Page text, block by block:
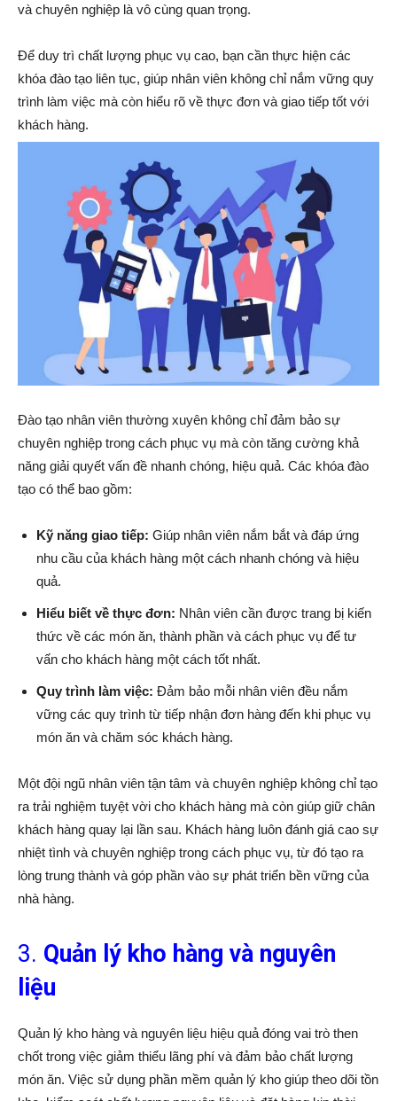
và chuyên nghiệp là vô cùng quan trọng.
Để duy trì chất lượng phục vụ cao, bạn cần thực hiện các
khóa đào tạo liên tục, giúp nhân viên không chỉ nắm vững quy
trình làm việc mà còn hiểu rõ về thực đơn và giao tiếp tốt với
khách hàng.
Đào tạo nhân viên thường xuyên không chỉ đảm bảo sự
chuyên nghiệp trong cách phục vụ mà còn tăng cường khả
năng giải quyết vấn đề nhanh chóng, hiệu quả. Các khóa đào
tạo có thể bao gồm:
Kỹ năng giao tiếp: Giúp nhân viên nắm bắt và đáp ứng
nhu cầu của khách hàng một cách nhanh chóng và hiệu
quả.
Hiểu biết về thực đơn: Nhân viên cần được trang bị kiến
thức về các món ăn, thành phần và cách phục vụ để tư
vấn cho khách hàng một cách tốt nhất.
Quy trình làm việc: Đảm bảo mỗi nhân viên đều nắm
vững các quy trình từ tiếp nhận đơn hàng đến khi phục vụ
món ăn và chăm sóc khách hàng.
Một đội ngũ nhân viên tận tâm và chuyên nghiệp không chỉ tạo
ra trải nghiệm tuyệt vời cho khách hàng mà còn giúp giữ chân
khách hàng quay lại lần sau. Khách hàng luôn đánh giá cao sự
nhiệt tình và chuyên nghiệp trong cách phục vụ, từ đó tạo ra
lòng trung thành và góp phần vào sự phát triển bền vững của
nhà hàng.
3. Quản lý kho hàng và nguyên
liệu
Quản lý kho hàng và nguyên liệu hiệu quả đóng vai trò then
chốt trong việc giảm thiểu lãng phí và đảm bảo chất lượng
món ăn. Việc sử dụng phần mềm quản lý kho giúp theo dõi tồn